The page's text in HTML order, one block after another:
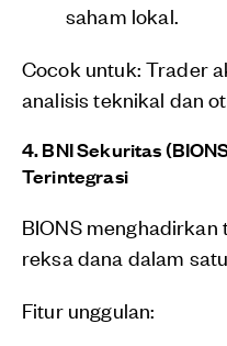
saham lokal.
Cocok untuk: Trader
analisis teknikal dan
4. BNI Sekuritas
Terintegrasi
BIONS menghadirkan
reksa dana dalam
Fitur unggulan: